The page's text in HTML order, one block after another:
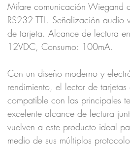
Mifare comunicación Wiegand
RS232 TTL. Señalización
de tarjeta. Alcance de lectura
12VDC, Consumo: 100mA.
Con un diseño moderno y
rendimiento, el lector de
compatible con las principales
excelente alcance de lectura
vuelven a este producto ideal
medio de sus múltiplos